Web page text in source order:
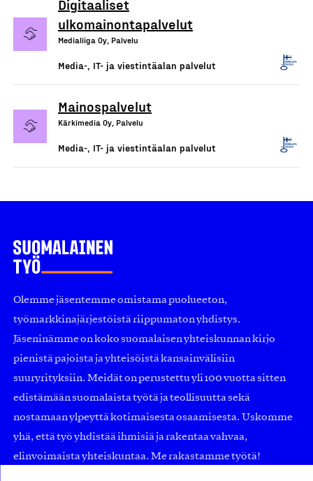
Digitaaliset
ulkomainontapalvelut
Medialiiga Oy, Palvelu
Media-, IT- ja viestintäalan palvelut
Mainospalvelut
Kärkimedia Oy, Palvelu
Media-, IT- ja viestintäalan palvelut
Olemme jäsentemme omistama puolueeton,
työmarkkinajärjestöistä riippumaton yhdistys.
Jäseninämme on koko suomalaisen yhteiskunnan kirjo
pienistä pajoista ja yhteisöistä kansainvälisiin
suuryrityksiin. Meidät on perustettu yli 100 vuotta sitten
edistämään suomalaista työtä ja teollisuutta sekä
nostamaan ylpeyttä kotimaisesta osaamisesta. Uskomme
yhä, että työ yhdistää ihmisiä ja rakentaa vahvaa,
elinvoimaista yhteiskuntaa. Me rakastamme työtä!